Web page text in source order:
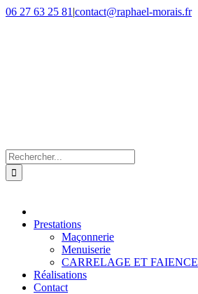
Passer
06 27 63 25 81 |contact@raphael-morais.fr
Rechercher:
Prestations
Maçonnerie
Menuiserie
CARRELAGE ET FAIENCE
Réalisations
Contact